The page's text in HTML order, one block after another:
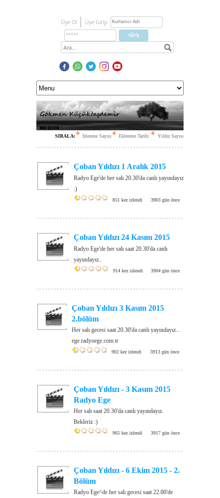
Üye Ol Üye Girişi
SIRALA: İzlenme Sayısı Eklenme Tarihi Yıldız Sayısı
Çoban Yıldızı 1 Aralık 2015
Radyo Ege'de her salı 20.30'da canlı yayındayız
:)
851 kez izlendi 3903 gün önce
Çoban Yıldızı 24 Kasım 2015
Radyo Ege'de her salı saat 20.30'da canlı
yayındayız..
914 kez izlendi 3904 gün önce
Çoban Yıldızı 3 Kasım 2015
2.bölüm
Her salı gecesi saat 20.30'da canlı yayındayız...
ege.radyoege.com.tr
902 kez izlendi 3913 gün önce
Çoban Yıldızı - 3 Kasım 2015
Radyo Ege
Her salı saat 20.30'da canlı yayındayız.
Bekleriz :)
965 kez izlendi 3917 gün önce
Çoban Yıldızı - 6 Ekim 2015 - 2.
Bölüm
Radyo Ege^de her salı gecesi saat 22.00'de